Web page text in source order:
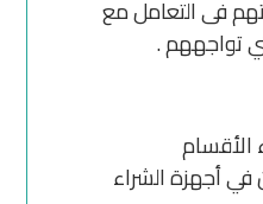
فى التعامل مع
تواجههم .
الأقسام
في أجهزة الشراء